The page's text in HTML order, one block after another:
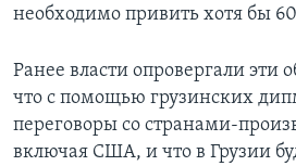
необходимо привить хотя бы
Ранее власти опровергали эти
что с помощью грузинских
переговоры со странами-
включая США, и что в Грузии